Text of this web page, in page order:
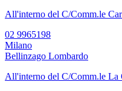
All'interno del C/Comm.le
02 9965198
Milano
Bellinzago Lombardo
All'interno del C/Comm.le La